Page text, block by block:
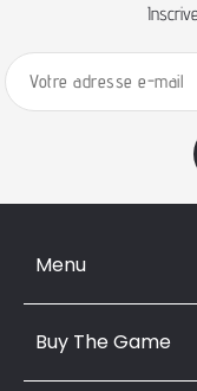
Menu
Buy The Game